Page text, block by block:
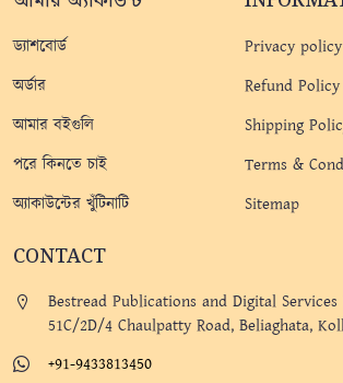
ড্যাশবোর্ড
অর্ডার
আমার বইগুলি
পরে কিনতে চাই
অ্যাকাউন্টের খুঁটিনাটি
Privacy policy
Refund Policy
Shipping
Terms &
Sitemap
CONTACT
Bestread Publications and Digital
51C/2D/4 Chaulpatty Road, Beliaghata,
+91-9433813450